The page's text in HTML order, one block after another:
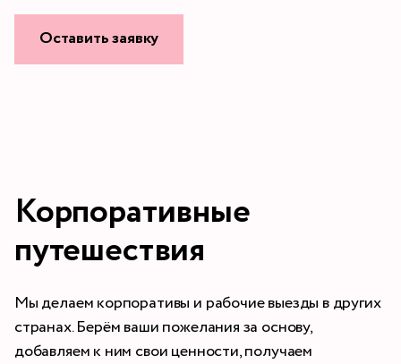
Оставить заявку
Корпоративные
путешествия
Мы делаем корпоративы и рабочие выезды в других
странах. Берём ваши пожелания за основу,
добавляем к ним свои ценности, получаем